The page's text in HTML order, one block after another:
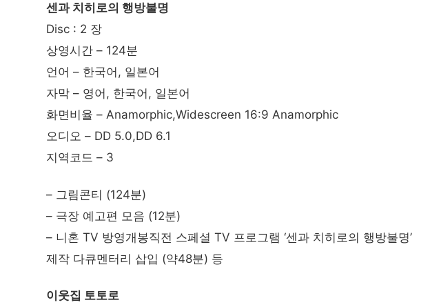
센과 치히로의 행방불명
Disc : 2 장
상영시간 – 124분
언어 – 한국어, 일본어
자막 – 영어, 한국어, 일본어
화면비율 – Anamorphic,Widescreen 16:9 Anamorphic
오디오 – DD 5.0,DD 6.1
지역코드 – 3
– 그림콘티 (124분)
– 극장 예고편 모음 (12분)
– 니혼 TV 방영개봉직전 스페셜 TV 프로그램 ‘센과 치히로의 행방불명’
제작 다큐멘터리 삽입 (약48분) 등
이웃집 토토로